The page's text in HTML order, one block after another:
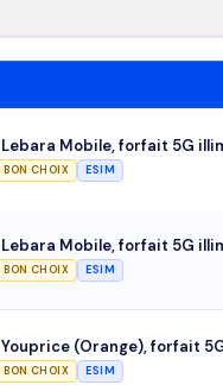
Lebara Mobile, forfait 5G
BON CHOIX ESIM
Lebara Mobile, forfait 5G
BON CHOIX ESIM
Youprice (Orange), forfait
BON CHOIX ESIM